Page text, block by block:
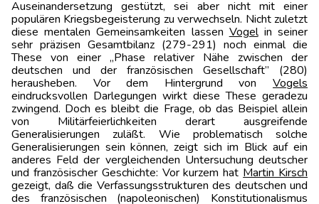
Auseinandersetzung gestützt, sei aber nicht mit einer
populären Kriegsbegeisterung zu verwechseln. Nicht zuletzt
diese mentalen Gemeinsamkeiten lassen Vogelin seiner
sehr präzisen Gesamtbilanz (279-291) noch einmal die
These von einer „Phase relativer Nähe zwischen der
deutschen und der französischen Gesellschaft” (280)
herausheben. Vor dem Hintergrund von Vogels
eindrucksvollen Darlegungen wirkt diese These geradezu
zwingend. Doch es bleibt die Frage, ob das Beispiel allein
von Militärfeierlichkeiten derart ausgreifende
Generalisierungen zuläßt. Wie problematisch solche
Generalisierungen sein können, zeigt sich im Blick auf ein
anderes Feld der vergleichenden Untersuchung deutscher
und französischer Geschichte: Vor kurzem hat Martin Kirsch
gezeigt, daß die Verfassungsstrukturen des deutschen und
des französischen (napoleonischen) Konstitutionalismus